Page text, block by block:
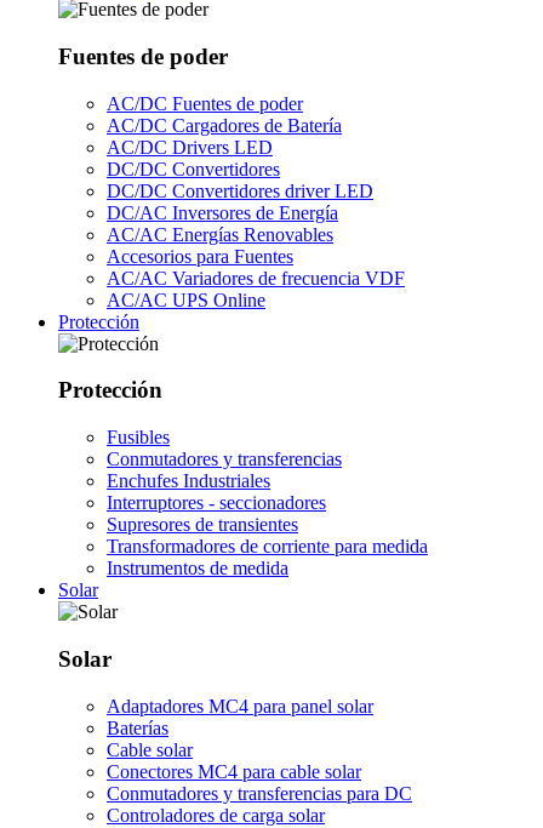
Fuentes de poder
AC/DC Fuentes de poder
AC/DC Cargadores de Batería
AC/DC Drivers LED
DC/DC Convertidores
DC/DC Convertidores driver LED
DC/AC Inversores de Energía
AC/AC Energías Renovables
Accesorios para Fuentes
AC/AC Variadores de frecuencia VDF
AC/AC UPS Online
Protección
Protección
Fusibles
Conmutadores y transferencias
Enchufes Industriales
Interruptores - seccionadores
Supresores de transientes
Transformadores de corriente para medida
Instrumentos de medida
Solar
Solar
Adaptadores MC4 para panel solar
Baterías
Cable solar
Conectores MC4 para cable solar
Conmutadores y transferencias para DC
Controladores de carga solar